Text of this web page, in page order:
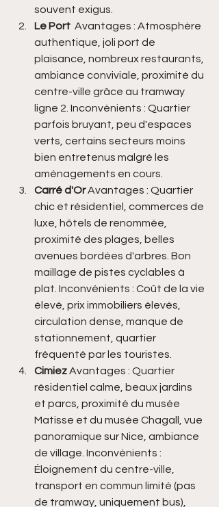
souvent exigus.
Le Port Avantages : Atmosphère
authentique, joli port de
plaisance, nombreux restaurants,
ambiance conviviale, proximité du
centre-ville grâce au tramway
ligne 2. Inconvénients : Quartier
parfois bruyant, peu d'espaces
verts, certains secteurs moins
bien entretenus malgré les
aménagements en cours.
Carré d'Or Avantages : Quartier
chic et résidentiel, commerces de
luxe, hôtels de renommée,
proximité des plages, belles
avenues bordées d'arbres. Bon
maillage de pistes cyclables à
plat. Inconvénients : Coût de la vie
élevé, prix immobiliers élevés,
circulation dense, manque de
stationnement, quartier
fréquenté par les touristes.
Cimiez Avantages : Quartier
résidentiel calme, beaux jardins
et parcs, proximité du musée
Matisse et du musée Chagall, vue
panoramique sur Nice, ambiance
de village. Inconvénients :
Éloignement du centre-ville,
transport en commun limité (pas
de tramway, uniquement bus),